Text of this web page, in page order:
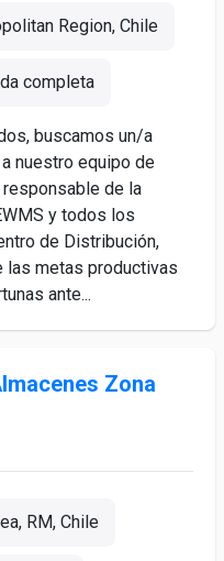
Region, Chile
completa
buscamos un/a
nuestro equipo de
de la
y todos los
de Distribución,
las metas productivas
ante...
Zona
RM, Chile